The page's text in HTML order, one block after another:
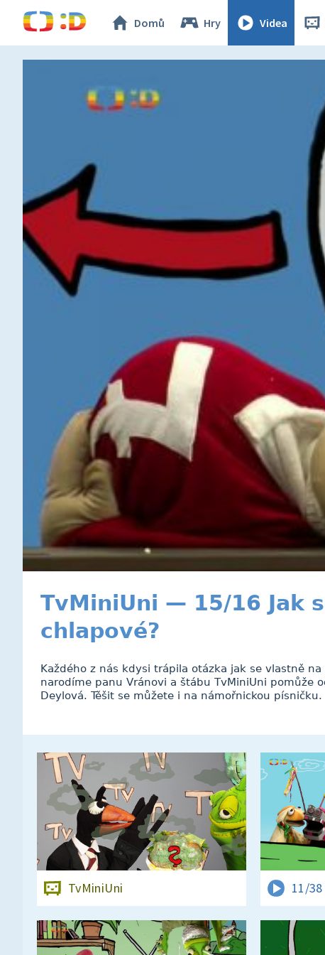
Domů Hry Videa
TvMiniUni — 15/16 Jak
chlapové?
Každého z nás kdysi trápila otázka jak se vlastně na
narodíme panu Vránovi a štábu TvMiniUni pomůže
Deylová. Těšit se můžete i na námořnickou písničku.
TvMiniUni 11/